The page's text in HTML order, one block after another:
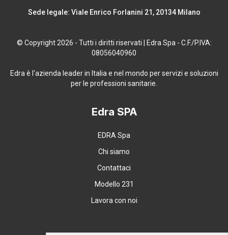
Sede legale: Viale Enrico Forlanini 21, 20134 Milano
© Copyright 2026 - Tutti i diritti riservati | Edra Spa - C.F./P.IVA:
08056040960
Edra è l'azienda leader in Italia e nel mondo per servizi e soluzioni
per le professioni sanitarie.
Edra SPA
EDRA Spa
Chi siamo
Contattaci
Modello 231
Lavora con noi